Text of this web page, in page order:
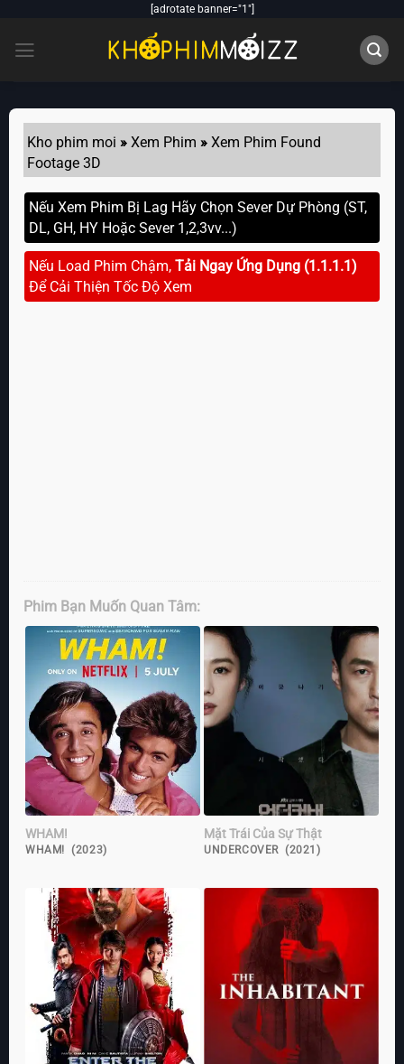
content
[adrotate banner="1"]
Kho phim moi »Xem Phim »Xem Phim Found
Footage 3D
Nếu Xem Phim Bị Lag Hãy Chọn Sever Dự Phòng (ST,
DL, GH, HY Hoặc Sever 1,2,3vv...)
Nếu Load Phim Chậm,Tải Ngay Ứng Dụng (1.1.1.1)
Để Cải Thiện Tốc Độ Xem
Phim Bạn Muốn Quan Tâm:
WHAM!
WHAM! (2023)
Mặt Trái Của Sự Thật
UNDERCOVER (2021)